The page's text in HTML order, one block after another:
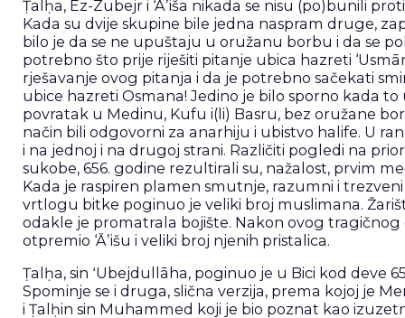
Ṭalḥa, Ez-Zubejr i ‘Āʼiša nikada se nisu (po)bunili
Kada su dvije skupine bile jedna naspram druge,
bilo je da se ne upuštaju u oružanu borbu i da se
potrebno što prije riješiti pitanje ubica hazreti
rješavanje ovog pitanja i da je potrebno sačekati
ubice hazreti Osmana! Jedino je bilo sporno kada
povratak u Medinu, Kufu i(li) Basru, bez oružane
način bili odgovorni za anarhiju i ubistvo halife. U
i na jednoj i na drugoj strani. Različiti pogledi na
sukobe, 656. godine rezultirali su, nažalost, prvim
Kada je raspiren plamen smutnje, razumni i
vrtlogu bitke poginuo je veliki broj muslimana.
odakle je promatrala bojište. Nakon ovog
otpremio ‘Āʼišu i veliki broj njenih pristalica.
Ṭalḥa, sin ʻUbejdullāha, poginuo je u Bici kod deve
Spominje se i druga, slična verzija, prema kojoj je
i Ṭalḥin sin Muhammed koji je bio poznat kao